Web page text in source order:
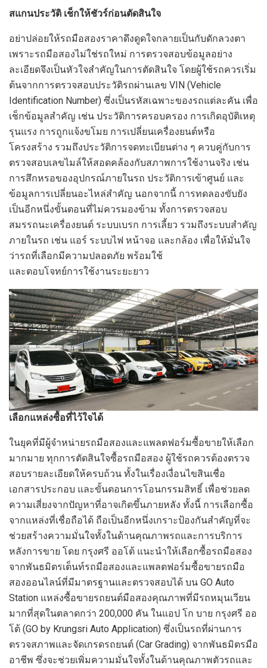
สแกนประวัติ เช็กให้ชัวร์ก่อนตัดสินใจ
อย่าปล่อยให้รถมือสองราคาดึงดูดใจกลายเป็นกับดักลวงตา
เพราะรถมือสองไม่ใช่รถใหม่ การตรวจสอบข้อมูลอย่าง
ละเอียดจึงเป็นหัวใจสำคัญในการตัดสินใจ โดยผู้ใช้รถควรเริ่ม
ต้นจากการตรวจสอบประวัติรถผ่านเลข VIN (Vehicle
Identification Number) ซึ่งเป็นรหัสเฉพาะของรถแต่ละคัน เพื่อ
เช็กข้อมูลสำคัญ เช่น ประวัติการครอบครอง การเกิดอุบัติเหตุ
รุนแรง การถูกแจ้งขโมย การเปลี่ยนเครื่องยนต์หรือ
โครงสร้าง รวมถึงประวัติการจดทะเบียนต่าง ๆ ควบคู่กับการ
ตรวจสอบเลขไมล์ให้สอดคล้องกับสภาพการใช้งานจริง เช่น
การสึกหรอของอุปกรณ์ภายในรถ ประวัติการเข้าศูนย์ และ
ข้อมูลการเปลี่ยนอะไหล่สำคัญ นอกจากนี้ การทดลองขับยัง
เป็นอีกหนึ่งขั้นตอนที่ไม่ควรมองข้าม ทั้งการตรวจสอบ
สมรรถนะเครื่องยนต์ ระบบเบรก การเลี้ยว รวมถึงระบบสำคัญ
ภายในรถ เช่น แอร์ ระบบไฟ หน้าจอ และกล้อง เพื่อให้มั่นใจ
ว่ารถที่เลือกมีความปลอดภัย พร้อมใช้
และตอบโจทย์การใช้งานระยะยาว
เลือกแหล่งซื้อที่ไว้ใจได้
ในยุคที่มีผู้จำหน่ายรถมือสองและแพลตฟอร์มซื้อขายให้เลือก
มากมาย ทุกการตัดสินใจซื้อรถมือสอง ผู้ใช้รถควรต้องตรวจ
สอบรายละเอียดให้ครบถ้วน ทั้งในเรื่องเงื่อนไขสินเชื่อ
เอกสารประกอบ และขั้นตอนการโอนกรรมสิทธิ์ เพื่อช่วยลด
ความเสี่ยงจากปัญหาที่อาจเกิดขึ้นภายหลัง ทั้งนี้ การเลือกซื้อ
จากแหล่งที่เชื่อถือได้ ถือเป็นอีกหนึ่งเกราะป้องกันสำคัญที่จะ
ช่วยสร้างความมั่นใจทั้งในด้านคุณภาพรถและการบริการ
หลังการขาย โดย กรุงศรี ออโต้ แนะนำให้เลือกซื้อรถมือสอง
จากพันธมิตรเต็นท์รถมือสองและแพลตฟอร์มซื้อขายรถมือ
สองออนไลน์ที่มีมาตรฐานและตรวจสอบได้ บน GO Auto
Station แหล่งซื้อขายรถยนต์มือสองคุณภาพที่มีรถหมุนเวียน
มากที่สุดในตลาดกว่า 200,000 คัน ในแอป โก บาย กรุงศรี ออ
โต้ (GO by Krungsri Auto Application) ซึ่งเป็นรถที่ผ่านการ
ตรวจสภาพและจัดเกรดรถยนต์ (Car Grading) จากพันธมิตรมือ
อาชีพ ซึ่งจะช่วยเพิ่มความมั่นใจทั้งในด้านคุณภาพตัวรถและ